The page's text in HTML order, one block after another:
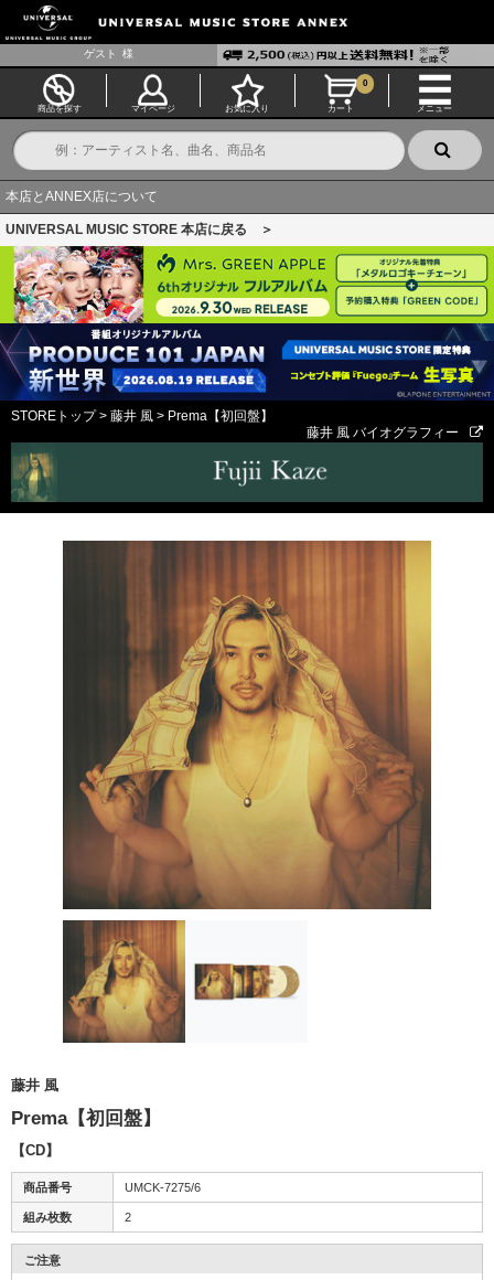
ゲスト 様
商品を探す マイページ お気に入り カート
0
メニュー
本店とANNEX店について
UNIVERSAL MUSIC STORE 本店に戻る ＞
STOREトップ> 藤井 風 > Prema【初回盤】
藤井 風 バイオグラフィー
藤井 風
Prema【初回盤】
【CD】
商品番号 UMCK-7275/6
組み枚数 2
ご注意